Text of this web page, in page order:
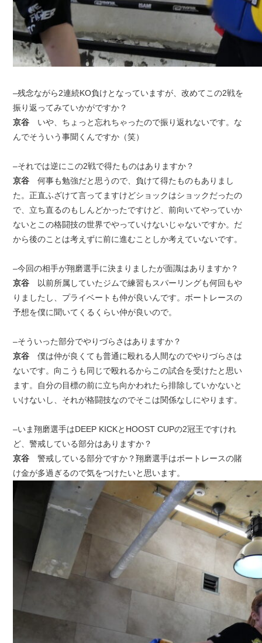
–残念ながら2連続KO負けとなっていますが、改めてこの2戦を
振り返ってみていかがですか？
京谷 いや、ちょっと忘れちゃったので振り返れないです。な
んでそういう事聞くんですか（笑）
–それでは逆にこの2戦で得たものはありますか？
京谷何事も勉強だと思うので、負けて得たものもありまし
た。正直ふざけて言ってますけどショックはショックだったの
で、立ち直るのもしんどかったですけど、前向いてやっていか
ないとこの格闘技の世界でやっていけないじゃないですか。だ
から後のことは考えずに前に進むことしか考えていないです。
–今回の相手が翔磨選手に決まりましたが面識はありますか？
京谷 以前所属していたジムで練習もスパーリングも何回もや
りましたし、プライベートも仲が良いんです。ボートレースの
予想を僕に聞いてくるくらい仲が良いので。
–そういった部分でやりづらさはありますか？
京谷僕は仲が良くても普通に殴れる人間なのでやりづらさは
ないです。向こうも同じで殴れるからこの試合を受けたと思い
ます。自分の目標の前に立ち向かわれたら排除していかないと
いけないし、それが格闘技なのでそこは関係なしにやります。
–いま翔磨選手はDEEP KICKとHOOST CUPの2冠王ですけれ
ど、警戒している部分はありますか？
京谷警戒している部分ですか？翔磨選手はボートレースの賭
け金が多過ぎるので気をつけたいと思います。